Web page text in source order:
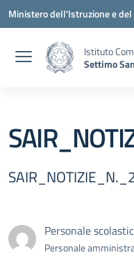
Vai ai contenuti
Vai al menu di navigazione
Vai al footer
Ministero dell'Istruzione e
Istituto
Settimo
Personale
Personale